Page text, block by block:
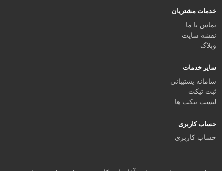
خدمات مشتریان
تماس با ما
نقشه سایت
وبلاگ
سایر خدمات
سامانه پشتیبانی
ثبت تیکت
لیست تیکت ها
حساب کاربری
حساب کاربری